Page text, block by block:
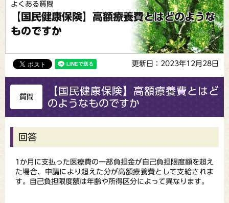
よくある質問
【国民健康保険】高額療養費とはどのような
ものですか
更新日：2023年12月28日
質問
【国民健康保険】高額療養費とはど
のようなものですか
回答
1か月に支払った医療費の一部負担金が自己負担限度額を超え
た場合、申請により超えた分が高額療養費として支給されま
す。自己負担限度額は年齢や所得区分によって異なります。